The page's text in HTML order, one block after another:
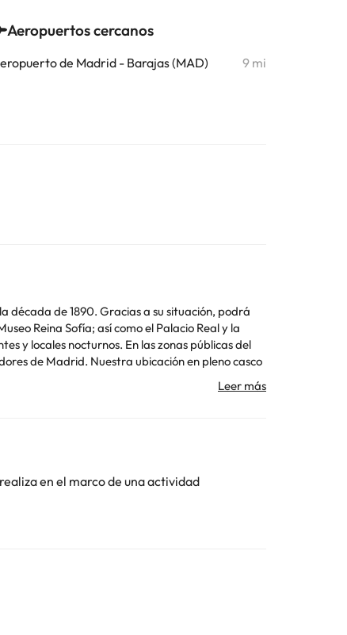
Aeropuertos cercanos
de Madrid - Barajas (MAD) 9 mi
década de 1890. Gracias a su situación, podrá
Reina Sofía; así como el Palacio Real y la
y locales nocturnos. En las zonas públicas del
de Madrid. Nuestra ubicación en pleno casco
restaurantes y vida nocturna. Todo ello, sin
la información de esta ficha está sujeta a
en el marco de una actividad